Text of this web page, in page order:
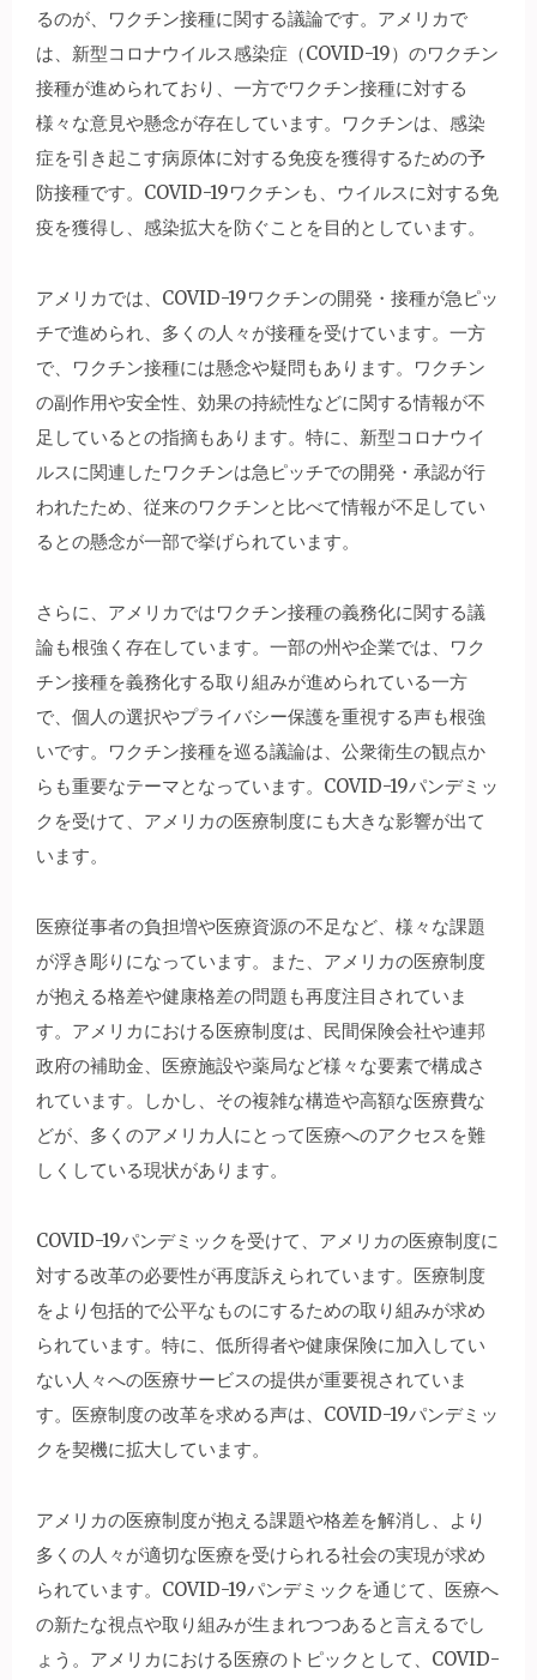
るのが、ワクチン接種に関する議論です。 アメリカで
は、新型コロナウイルス感染症（COVID-19）のワクチン
接種が進められており、一方でワクチン接種に対する
様々な意見や懸念が存在しています。ワクチンは、感染
症を引き起こす病原体に対する免疫を獲得するための予
防接種です。COVID-19ワクチンも、ウイルスに対する免
疫を獲得し、感染拡大を防ぐことを目的としています。
アメリカでは、COVID-19ワクチンの開発・接種が急ピッ
チで進められ、多くの人々が接種を受けています。一方
で、ワクチン接種には懸念や疑問もあります。ワクチン
の副作用や安全性、効果の持続性などに関する情報が不
足しているとの指摘もあります。特に、新型コロナウイ
ルスに関連したワクチンは急ピッチでの開発・承認が行
われたため、従来のワクチンと比べて情報が不足してい
るとの懸念が一部で挙げられています。
さらに、アメリカではワクチン接種の義務化に関する議
論も根強く存在しています。一部の州や企業では、ワク
チン接種を義務化する取り組みが進められている一方
で、個人の選択やプライバシー保護を重視する声も根強
いです。ワクチン接種を巡る議論は、公衆衛生の観点か
らも重要なテーマとなっています。COVID-19パンデミッ
クを受けて、アメリカの医療制度にも大きな影響が出て
います。
医療従事者の負担増や医療資源の不足など、様々な課題
が浮き彫りになっています。また、アメリカの医療制度
が抱える格差や健康格差の問題も再度注目されていま
す。アメリカにおける医療制度は、民間保険会社や連邦
政府の補助金、医療施設や薬局など様々な要素で構成さ
れています。しかし、その複雑な構造や高額な医療費な
どが、多くのアメリカ人にとって医療へのアクセスを難
しくしている現状があります。
COVID-19パンデミックを受けて、アメリカの医療制度に
対する改革の必要性が再度訴えられています。医療制度
をより包括的で公平なものにするための取り組みが求め
られています。特に、低所得者や健康保険に加入してい
ない人々への医療サービスの提供が重要視されていま
す。医療制度の改革を求める声は、COVID-19パンデミッ
クを契機に拡大しています。
アメリカの医療制度が抱える課題や格差を解消し、より
多くの人々が適切な医療を受けられる社会の実現が求め
られています。COVID-19パンデミックを通じて、医療へ
の新たな視点や取り組みが生まれつつあると言えるでし
ょう。アメリカにおける医療のトピックとして、COVID-